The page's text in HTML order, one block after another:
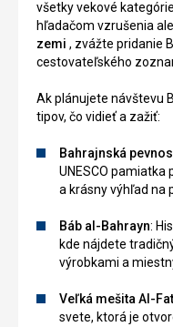
všetky vekové
hľadačom vzrušenia
zemi , zvážte pridanie
cestovateľského
Ak plánujete návštevu
tipov, čo vidieť a zažiť:
Bahrajnská
UNESCO pamiatka
a krásny výhľad na
Báb al-Bahrayn:
kde nájdete
výrobkami a
Veľká mešita Al-
svete, ktorá je